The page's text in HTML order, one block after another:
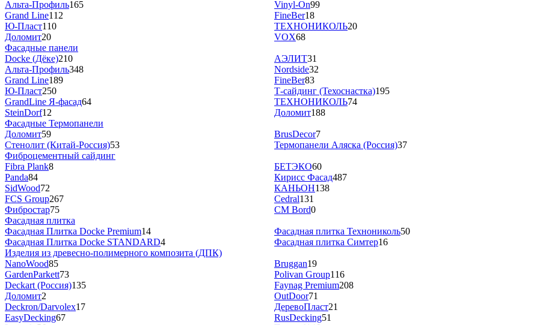
Альта-Профиль165
Grand Line112
Ю-Пласт110
Доломит20
Vinyl-On99
FineBer18
ТЕХНОНИКОЛЬ20
VOX68
Фасадные панели
Docke (Дёке)210
Альта-Профиль348
Grand Line189
Ю-Пласт250
GrandLine Я-фасад64
SteinDorf12
АЭЛИТ31
Nordside32
FineBer83
Т-сайдинг (Техоснастка)195
ТЕХНОНИКОЛЬ74
Доломит188
Фасадные Термопанели
Доломит59
Стенолит (Китай-Россия)53
BrusDecor7
Термопанели Аляска (Россия)37
Фиброцементный сайдинг
Fibra Plank8
Panda84
SidWood72
FCS Group267
Фибростар75
БЕТЭКО60
Кирисс Фасад487
КАНЬОН138
Cedral131
CM Bord0
Фасадная плитка
Фасадная Плитка Docke Premium14
Фасадная Плитка Docke STANDARD4
Фасадная плитка Технониколь50
Фасадная плитка Симтер16
Изделия из древесно-полимерного композита (ДПК)
NanoWood85
GardenParkett73
Deckart (Россия)135
Доломит2
Deckron/Darvolex17
EasyDecking67
Bruggan19
Polivan Group116
Faynag Premium208
OutDoor71
ДеревоПласт21
RusDecking51